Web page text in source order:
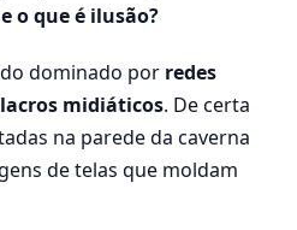
o que é ilusão?
dominado por redes
midiáticos. De certa
na parede da caverna
de telas que moldam